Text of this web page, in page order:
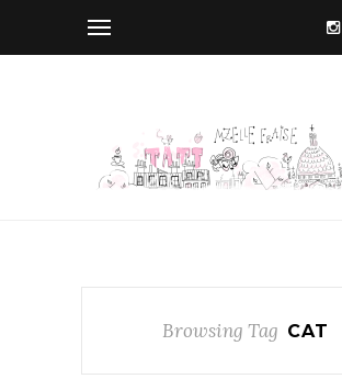
Browsing Tag CAT